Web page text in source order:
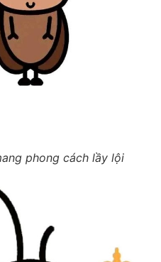
phong cách lầy lội